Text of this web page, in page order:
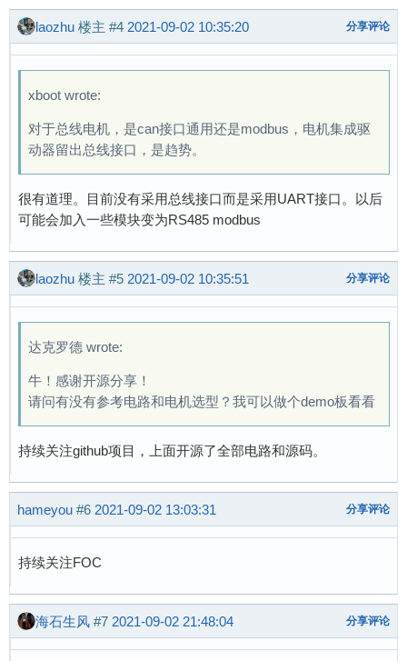
laozhu 楼主 #4 2021-09-02 10:35:20 分享评论
xboot wrote:
对于总线电机，是can接口通用还是modbus，电机集成驱
动器留出总线接口，是趋势。
很有道理。目前没有采用总线接口而是采用UART接口。以后
可能会加入一些模块变为RS485 modbus
laozhu 楼主 #5 2021-09-02 10:35:51 分享评论
达克罗德 wrote:
牛！感谢开源分享！
请问有没有参考电路和电机选型？我可以做个demo板看看
持续关注github项目，上面开源了全部电路和源码。
hameyou #6 2021-09-02 13:03:31 分享评论
持续关注FOC
海石生风 #7 2021-09-02 21:48:04 分享评论